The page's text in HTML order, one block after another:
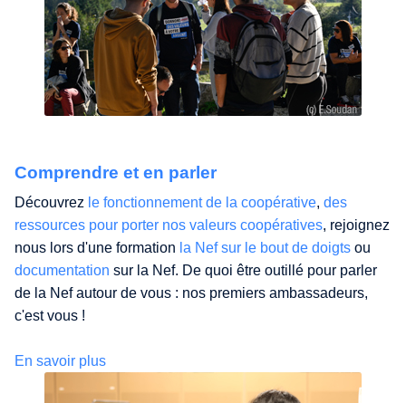
Comprendre et en parler
Découvrez le fonctionnement de la coopérative, des
ressources pour porter nos valeurs coopératives, rejoignez
nous lors d'une formation la Nef sur le bout de doigts ou
documentation sur la Nef. De quoi être outillé pour parler
de la Nef autour de vous : nos premiers ambassadeurs,
c'est vous !
En savoir plus